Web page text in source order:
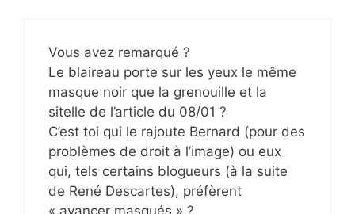
Vous avez remarqué ?
Le blaireau porte sur les yeux le même
masque noir que la grenouille et la
sitelle de l’article du 08/01 ?
C’est toi qui le rajoute Bernard (pour des
problèmes de droit à l’image) ou eux
qui, tels certains blogueurs (à la suite
de René Descartes), préfèrent
« avancer masqués » ?